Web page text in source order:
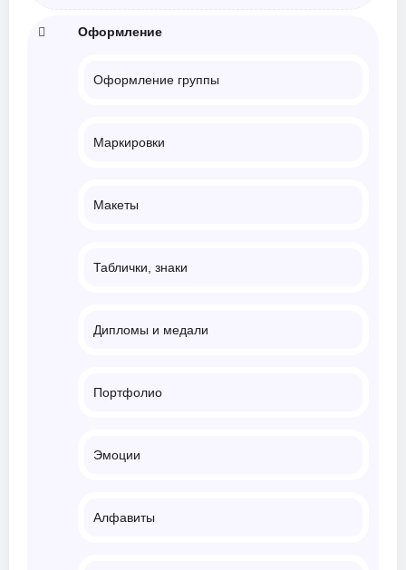
Оформление
Оформление группы
Маркировки
Макеты
Таблички, знаки
Дипломы и медали
Портфолио
Эмоции
Алфавиты